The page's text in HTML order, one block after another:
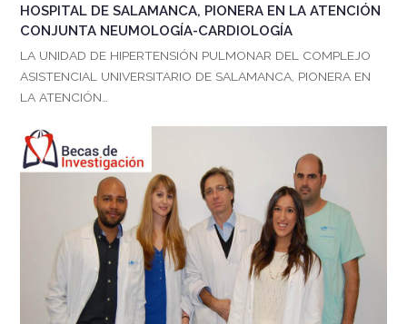
HOSPITAL DE SALAMANCA, PIONERA EN LA ATENCIÓN
CONJUNTA NEUMOLOGÍA-CARDIOLOGÍA
LA UNIDAD DE HIPERTENSIÓN PULMONAR DEL COMPLEJO
ASISTENCIAL UNIVERSITARIO DE SALAMANCA, PIONERA EN
LA ATENCIÓN…